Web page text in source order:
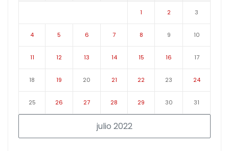
julio 2022
1 2 3
4 5 6 7 8 9 10
11 12 13 14 15 16 17
18 19 20 21 22 23 24
25 26 27 28 29 30 31